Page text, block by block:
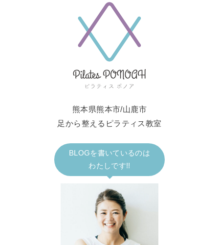
熊本県熊本市/山鹿市
足から整えるピラティス教室
BLOGを書いているのは
わたしです!!